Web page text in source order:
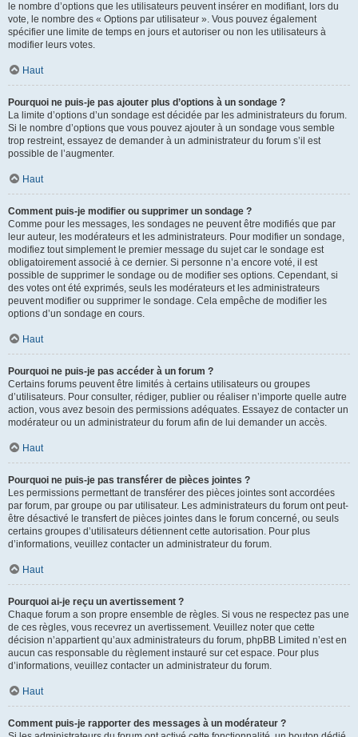
le nombre d’options que les utilisateurs peuvent insérer en modifiant, lors du
vote, le nombre des « Options par utilisateur ». Vous pouvez également
spécifier une limite de temps en jours et autoriser ou non les utilisateurs à
modifier leurs votes.
Haut
Pourquoi ne puis-je pas ajouter plus d’options à un sondage ?
La limite d’options d’un sondage est décidée par les administrateurs du forum.
Si le nombre d’options que vous pouvez ajouter à un sondage vous semble
trop restreint, essayez de demander à un administrateur du forum s’il est
possible de l’augmenter.
Haut
Comment puis-je modifier ou supprimer un sondage ?
Comme pour les messages, les sondages ne peuvent être modifiés que par
leur auteur, les modérateurs et les administrateurs. Pour modifier un sondage,
modifiez tout simplement le premier message du sujet car le sondage est
obligatoirement associé à ce dernier. Si personne n’a encore voté, il est
possible de supprimer le sondage ou de modifier ses options. Cependant, si
des votes ont été exprimés, seuls les modérateurs et les administrateurs
peuvent modifier ou supprimer le sondage. Cela empêche de modifier les
options d’un sondage en cours.
Haut
Pourquoi ne puis-je pas accéder à un forum ?
Certains forums peuvent être limités à certains utilisateurs ou groupes
d’utilisateurs. Pour consulter, rédiger, publier ou réaliser n’importe quelle autre
action, vous avez besoin des permissions adéquates. Essayez de contacter un
modérateur ou un administrateur du forum afin de lui demander un accès.
Haut
Pourquoi ne puis-je pas transférer de pièces jointes ?
Les permissions permettant de transférer des pièces jointes sont accordées
par forum, par groupe ou par utilisateur. Les administrateurs du forum ont peut-
être désactivé le transfert de pièces jointes dans le forum concerné, ou seuls
certains groupes d’utilisateurs détiennent cette autorisation. Pour plus
d’informations, veuillez contacter un administrateur du forum.
Haut
Pourquoi ai-je reçu un avertissement ?
Chaque forum a son propre ensemble de règles. Si vous ne respectez pas une
de ces règles, vous recevrez un avertissement. Veuillez noter que cette
décision n’appartient qu’aux administrateurs du forum, phpBB Limited n’est en
aucun cas responsable du règlement instauré sur cet espace. Pour plus
d’informations, veuillez contacter un administrateur du forum.
Haut
Comment puis-je rapporter des messages à un modérateur ?